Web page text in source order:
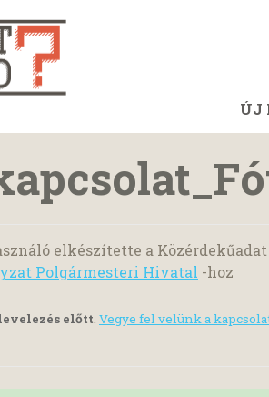
ÚJ
elkészítette a
Polgármesteri Hivatal -hoz
előtt. Vegye fel velünk a